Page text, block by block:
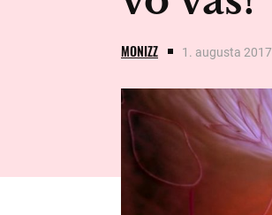
MONIZZ 1. augusta 2017